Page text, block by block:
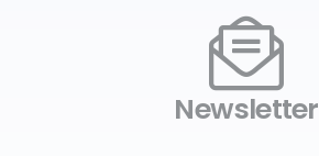
Newsletter